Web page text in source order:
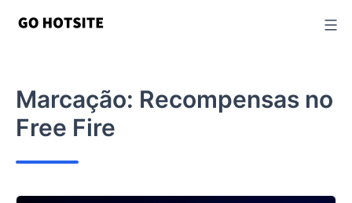
Marcação: Recompensas no
Free Fire